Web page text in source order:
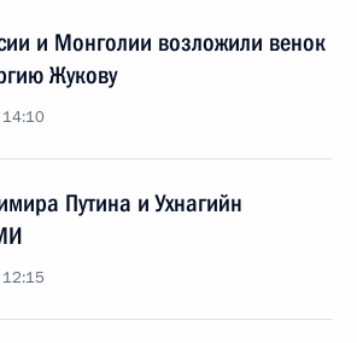
и Монголии возложили венок
Жукову
14:10
Путина и Ухнагийн
12:15